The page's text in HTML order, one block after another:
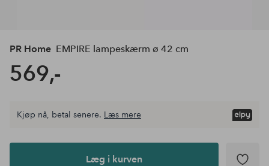
PR Home EMPIRE lampeskærm ø 42 cm
569,-
Læg i
Kjøp nå, betal senere. Læs mere
Læg i kurven